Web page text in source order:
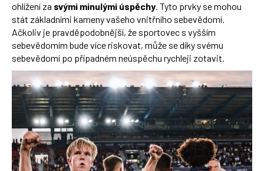
ohlížení za svými minulými úspěchy. Tyto prvky se mohou
stát základními kameny vašeho vnitřního sebevědomí.
Ačkoliv je pravděpodobnější, že sportovec s vyšším
sebevědomím bude více riskovat, může se díky svému
sebevědomí po případném neúspěchu rychleji zotavit.